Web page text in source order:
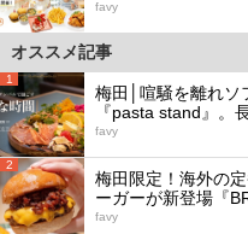
favy
オススメ記事
1
梅田│喧騒を離れソ
『pasta stand』。
favy
2
梅田限定！海外の
ーガーが新登場『
favy